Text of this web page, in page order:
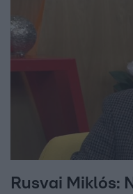
Rusvai Miklós: